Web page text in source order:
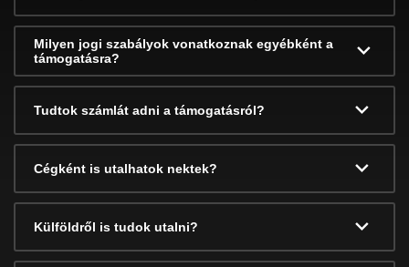
Milyen jogi szabályok vonatkoznak egyébként a
támogatásra?
Tudtok számlát adni a támogatásról?
Cégként is utalhatok nektek?
Külföldről is tudok utalni?